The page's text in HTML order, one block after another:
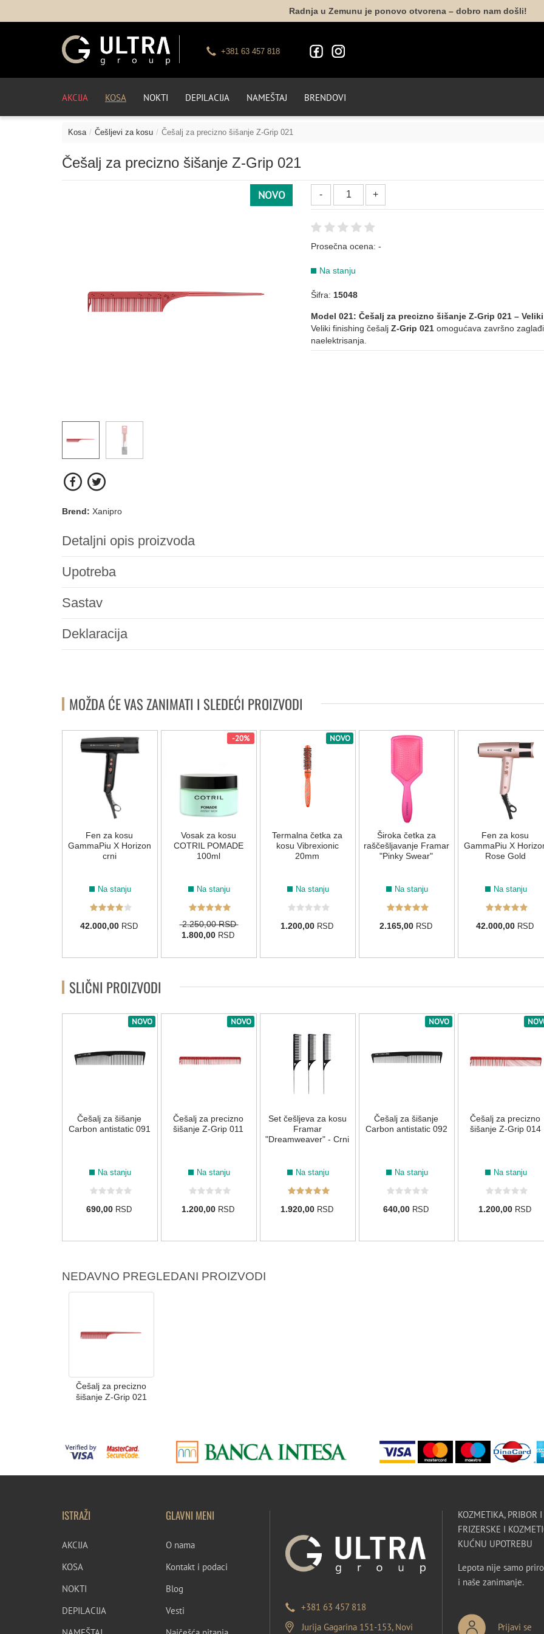
Radnja u Zemunu je ponovo otvorena – dobro nam došli!
+381 63 457 818
AKCIJA KOSA NOKTI DEPILACIJA NAMEŠTAJ BRENDOVI
Kosa Češljevi za kosu Češalj za precizno šišanje Z-Grip 021
Češalj za precizno šišanje Z-Grip 021
NOVO
Prosečna ocena:-
Na stanju
Šifra: 15048
Model 021: Češalj za precizno šišanje Z-Grip 021 –
Veliki finishing češaljZ-Grip 021 omogućava završno
naelektrisanja.
Brend: Xanipro
Detaljni opis proizvoda
Upotreba
Sastav
Deklaracija
MOŽDA ĆE VAS ZANIMATI I SLEDEĆI PROIZVODI
Fen za kosu
GammaPiu X Horizon
crni
Na stanju
42.000,00 RSD
-20%
Vosak za kosu
COTRIL POMADE
100ml
Na stanju
2.250,00 RSD
1.800,00 RSD
NOVO
Termalna četka za
kosu Vibrexionic
20mm
Na stanju
1.200,00 RSD
Široka četka za
raščešljavanje Framar
"Pinky Swear"
Na stanju
2.165,00 RSD
Fen za kosu
GammaPiu X
Rose Gold
Na stanju
42.000,00 RSD
SLIČNI PROIZVODI
NOVO
Češalj za šišanje
Carbon antistatic 091
Na stanju
690,00 RSD
NOVO
Češalj za precizno
šišanje Z-Grip 011
Na stanju
1.200,00 RSD
Set češljeva za kosu
Framar
"Dreamweaver" - Crni
Na stanju
1.920,00 RSD
NOVO
Češalj za šišanje
Carbon antistatic 092
Na stanju
640,00 RSD
Češalj za precizno
šišanje Z-Grip 014
Na stanju
1.200,00 RSD
NEDAVNO PREGLEDANI PROIZVODI
Češalj za precizno
šišanje Z-Grip 021
ISTRAŽI
AKCIJA
KOSA
NOKTI
DEPILACIJA
GLAVNI MENI
O nama
Kontakt i podaci
Blog
Vesti
+381 63 457 818
Jurija Gagarina 151-153, Novi
KOZMETIKA, PRIBOR
FRIZERSKE I
KUĆNU UPOTREBU
Lepota nije samo
i naše zanimanje.
Prijavi se